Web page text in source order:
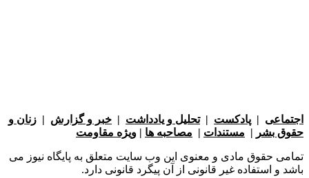
|پادکست|تحلیل و یادداشت|خبر و گزارش| زنان و
بشر| مستندات|مصاحبه ها|ویژه مقاومت
حقوق مادی و معنوی این وب سایت متعلق به پایگاه نیوز می
استفاده غیر قانونی از آن پیگرد قانونی دارد.